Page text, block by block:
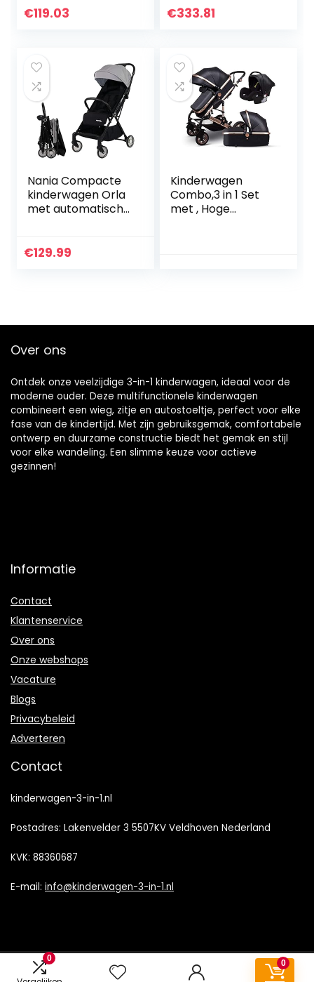
0
0
inklapbaar, met
€119.03
aluminium frame,
€333.81
Nania Compacte
kinderwagen Orla
met automatische
kantelbaar, vanaf
€129.99
Kinderwagen
Combo,3 in 1 Set
met , Hoge
Over ons
Ontdek onze veelzijdige 3-in-1 kinderwagen, ideaal voor de
moderne ouder. Deze multifunctionele kinderwagen
combineert een wieg, zitje en autostoeltje, perfect voor elke
fase van de kindertijd. Met zijn gebruiksgemak, comfortabele
ontwerp en duurzame constructie biedt het gemak en stijl
voor elke wandeling. Een slimme keuze voor actieve
gezinnen!
Informatie
Contact
Klantenservice
Over ons
Onze webshops
Vacature
Blogs
Privacybeleid
Adverteren
Contact
kinderwagen-3-in-1.nl
Postadres: Lakenvelder 3 5507KV Veldhoven Nederland
KVK: 88360687
E-mail: info@kinderwagen-3-in-1.nl
2022 © Kinderwagen-3-in-1.nl Alle rechten voorbehouden